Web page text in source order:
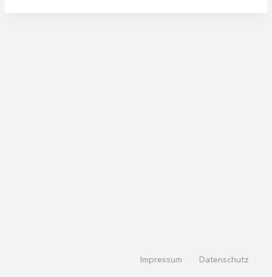
Impressum Datenschutz